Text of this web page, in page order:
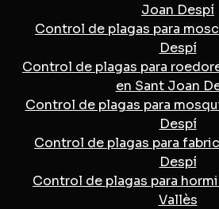
Joan Despí
Control de plagas para
Despí
Control de plagas para
en Sant Joan
Control de plagas para
Despí
Control de plagas para
Despí
Control de plagas para
Vallès